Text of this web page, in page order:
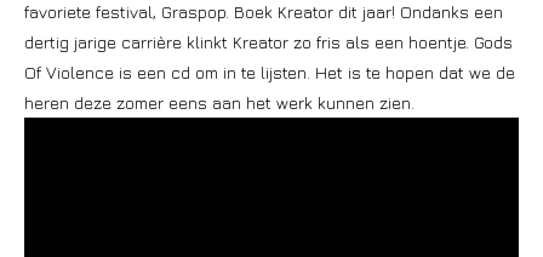
favoriete festival, Graspop. Boek Kreator dit jaar! Ondanks een
dertig jarige carrière klinkt Kreator zo fris als een hoentje. Gods
Of Violence is een cd om in te lijsten. Het is te hopen dat we de
heren deze zomer eens aan het werk kunnen zien.